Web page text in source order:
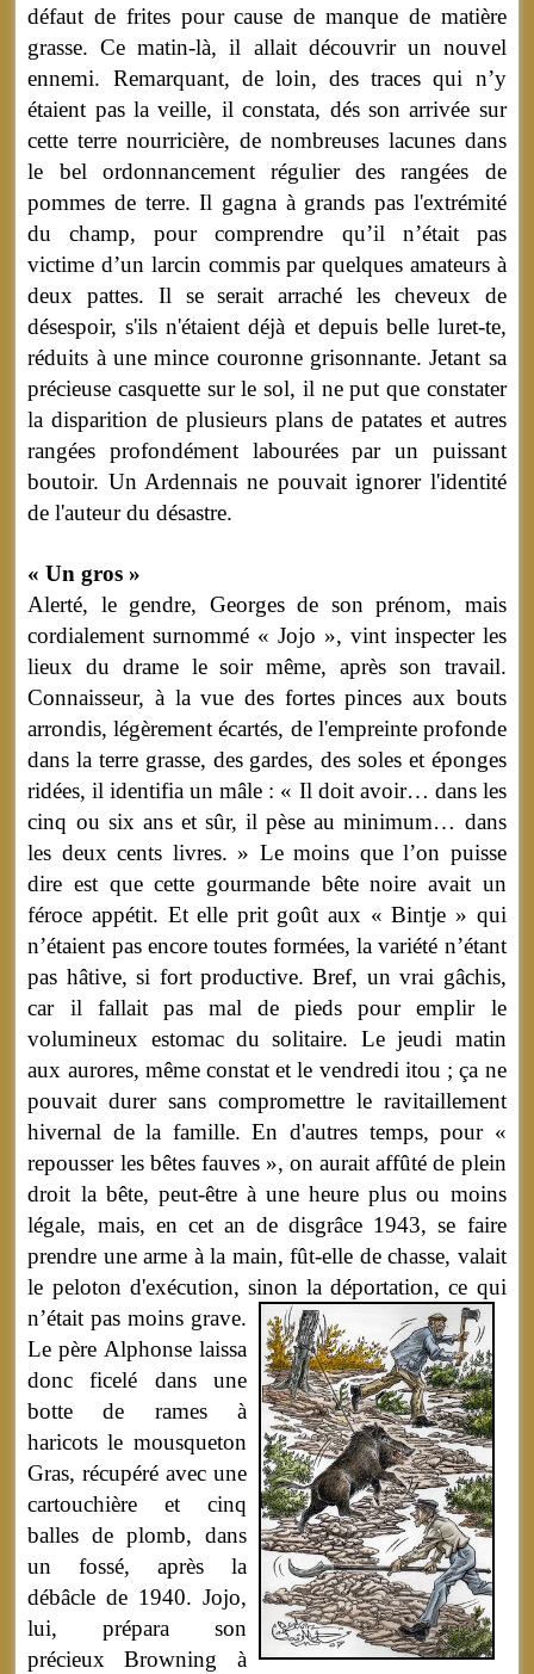
défaut de frites pour cause de manque de matière
grasse. Ce matin-là, il allait découvrir un nouvel
ennemi. Remarquant, de loin, des traces qui n’y
étaient pas la veille, il constata, dés son arrivée sur
cette terre nourricière, de nombreuses lacunes dans
le bel ordonnancement régulier des rangées de
pommes de terre. Il gagna à grands pas l'extrémité
du champ, pour comprendre qu’il n’était pas
victime d’un larcin commis par quelques amateurs à
deux pattes. Il se serait arraché les cheveux de
désespoir, s'ils n'étaient déjà et depuis belle luret-te,
réduits à une mince couronne grisonnante. Jetant sa
précieuse casquette sur le sol, il ne put que constater
la disparition de plusieurs plans de patates et autres
rangées profondément labourées par un puissant
boutoir. Un Ardennais ne pouvait ignorer l'identité
de l'auteur du désastre.
« Un gros »
Alerté, le gendre, Georges de son prénom, mais
cordialement surnommé « Jojo », vint inspecter les
lieux du drame le soir même, après son travail.
Connaisseur, à la vue des fortes pinces aux bouts
arrondis, légèrement écartés, de l'empreinte profonde
dans la terre grasse, des gardes, des soles et éponges
ridées, il identifia un mâle : « Il doit avoir… dans les
cinq ou six ans et sûr, il pèse au minimum… dans
les deux cents livres. » Le moins que l’on puisse
dire est que cette gourmande bête noire avait un
féroce appétit. Et elle prit goût aux « Bintje » qui
n’étaient pas encore toutes formées, la variété n’étant
pas hâtive, si fort productive. Bref, un vrai gâchis,
car il fallait pas mal de pieds pour emplir le
volumineux estomac du solitaire. Le jeudi matin
aux aurores, même constat et le vendredi itou ; ça ne
pouvait durer sans compromettre le ravitaillement
hivernal de la famille. En d'autres temps, pour «
repousser les bêtes fauves », on aurait affûté de plein
droit la bête, peut-être à une heure plus ou moins
légale, mais, en cet an de disgrâce 1943, se faire
prendre une arme à la main, fût-elle de chasse, valait
le peloton d'exécution, sinon la déportation, ce qui
n’était pas moins grave.
Le père Alphonse laissa
donc ficelé dans une
botte de rames à
haricots le mousqueton
Gras, récupéré avec une
cartouchière et cinq
balles de plomb, dans
un fossé, après la
débâcle de 1940. Jojo,
lui, prépara son
précieux Browning à